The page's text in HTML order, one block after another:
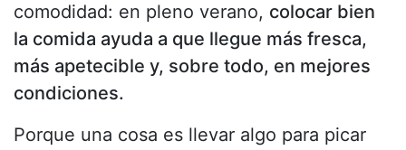
comodidad: en pleno verano, colocar bien
la comida ayuda a que llegue más fresca,
más apetecible y, sobre todo, en mejores
condiciones.
Porque una cosa es llevar algo para picar